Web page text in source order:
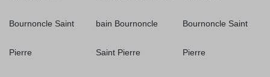
Bournoncle Saint
Pierre
bain Bournoncle
Saint Pierre
Bournoncle Saint
Pierre